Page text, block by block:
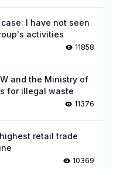
I have not seen
activities
11858
and the Ministry of
for illegal waste
11376
retail trade
10369